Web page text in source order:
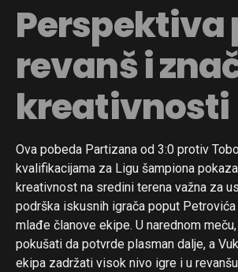
Perspektiva
revanš i
kreativnosti
Ova pobeda Partizana od 3:0 protiv
kvalifikacijama za Ligu šampiona
kreativnost na sredini terena važna za
podrška iskusnih igrača poput
mlađe članove ekipe. U narednom
pokušati da potvrde plasman dalje, a
ekipa zadržati visok nivo igre i u